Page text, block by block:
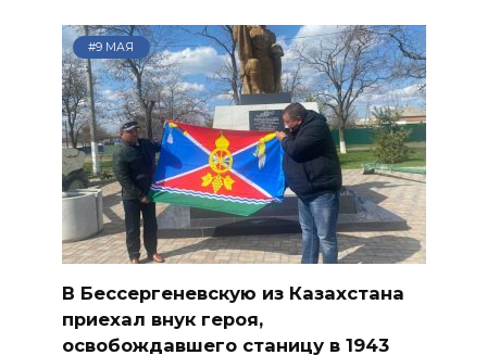
#9 МАЯ
В Бессергеневскую из Казахстана
приехал внук героя,
освобождавшего станицу в 1943